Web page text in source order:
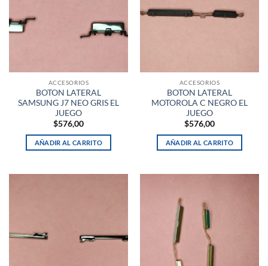
ACCESORIOS
BOTON LATERAL
SAMSUNG J7 NEO GRIS EL
JUEGO
$576,00
AÑADIR AL CARRITO
ACCESORIOS
BOTON LATERAL
MOTOROLA C NEGRO EL
JUEGO
$576,00
AÑADIR AL CARRITO